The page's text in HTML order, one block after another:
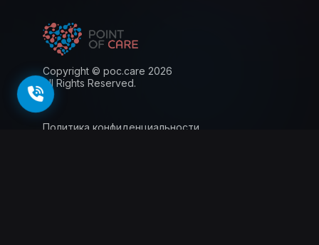
Copyright © poc.care 2026
All Rights Reserved.
Политика конфиденциальности